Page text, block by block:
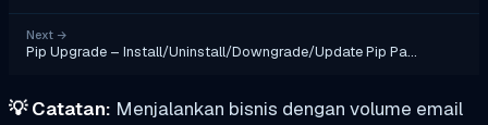
Next →
Pip Upgrade – Install/Uninstall/Downgrade/Update Pip Pa…
💡Catatan: Menjalankan bisnis dengan volume email